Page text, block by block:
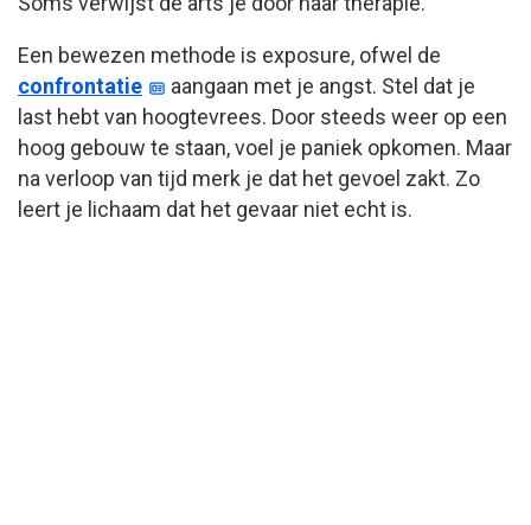
Een bewezen methode is exposure, ofwel de
confrontatie
aangaan met je angst. Stel dat je
last hebt van hoogtevrees. Door steeds weer op een
hoog gebouw te staan, voel je paniek opkomen. Maar
na verloop van tijd merk je dat het gevoel zakt. Zo
leert je lichaam dat het gevaar niet echt is.